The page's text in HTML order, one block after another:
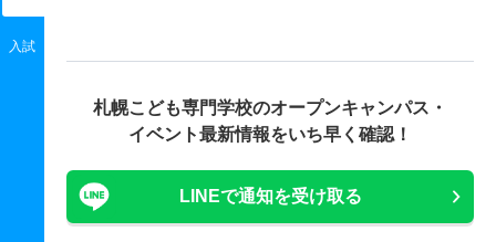
入試
札幌こども専門学校のオープンキャンパス・
イベント最新情報をいち早く確認！
LINEで通知を受け取る